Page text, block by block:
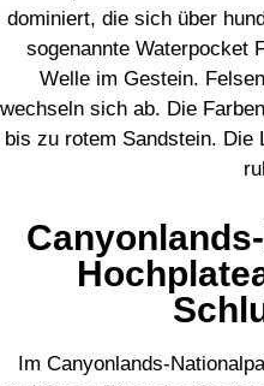
dominiert, die sich über
sogenannte Waterpocket
Welle im Gestein.
wechseln sich ab. Die
bis zu rotem Sandstein. Die
Im Canyonlands-